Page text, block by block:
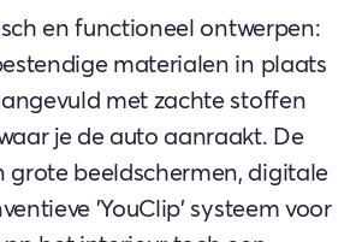
en functioneel ontwerpen:
materialen in plaats
met zachte stoffen
je de auto aanraakt. De
grote beeldschermen, digitale
'YouClip' systeem voor